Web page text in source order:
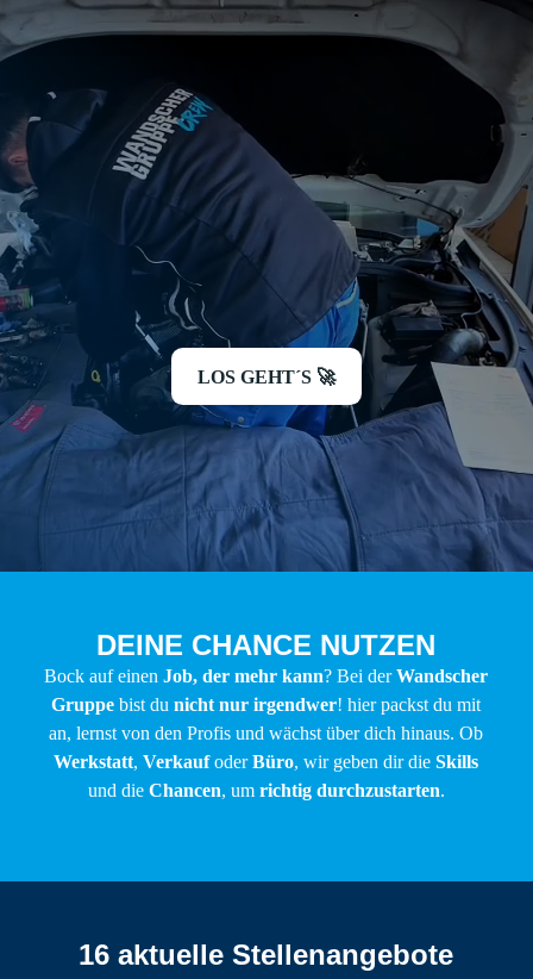
Ausbildung – Thomas Wandscher
LOS GEHT´S 🚀
DEINE CHANCE NUTZEN
Bock auf einenJob, der mehr kann? Bei derWandscher
Gruppe bist dunicht nur irgendwer! hier packst du mit
an, lernst von den Profis und wächst über dich hinaus. Ob
Werkstatt,VerkaufoderBüro, wir geben dir dieSkills
und die Chancen, um richtig durchzustarten.
16 aktuelle Stellenangebote